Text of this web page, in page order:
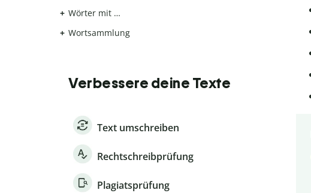
Wörter mit …
Wortsammlung
Verbessere deine Texte
Text umschreiben
Rechtschreibprüfung
Plagiatsprüfung